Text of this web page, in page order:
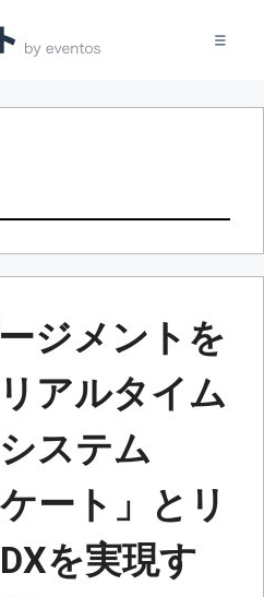
ジメントを
アルタイム
ステム
ート」とリ
を実現す